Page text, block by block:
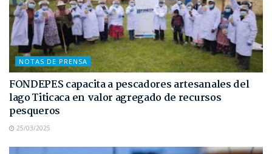
NOTAS DE PRENSA
FONDEPES capacita a pescadores artesanales del
lago Titicaca en valor agregado de recursos
pesqueros
25/03/2025